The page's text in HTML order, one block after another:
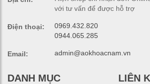
với tư vấn để được hỗ trợ
Điện thoại:
0969.432.820
0944.065.285
Email: admin@aokhoacnam.vn
DANH MỤC LIÊN